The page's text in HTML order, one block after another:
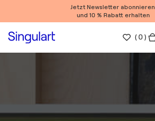
Jetzt Newsletter abonnieren
und 10 % Rabatt erhalten
(0 )